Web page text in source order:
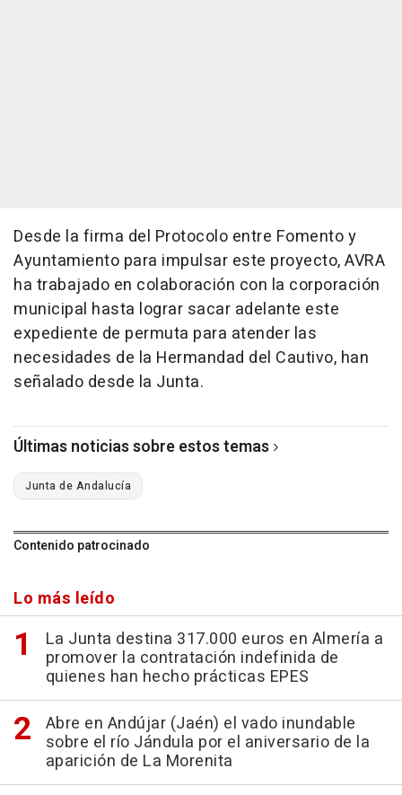
Desde la firma del Protocolo entre Fomento y
Ayuntamiento para impulsar este proyecto, AVRA
ha trabajado en colaboración con la corporación
municipal hasta lograr sacar adelante este
expediente de permuta para atender las
necesidades de la Hermandad del Cautivo, han
señalado desde la Junta.
Últimas noticias sobre estos temas
Junta de Andalucía
Contenido patrocinado
Lo más leído
La Junta destina 317.000 euros en Almería a
promover la contratación indefinida de
quienes han hecho prácticas EPES
Abre en Andújar (Jaén) el vado inundable
sobre el río Jándula por el aniversario de la
aparición de La Morenita